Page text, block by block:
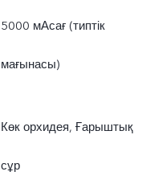
5000 мАсағ (типтік
мағынасы)
Көк орхидея, Ғарыштық
сұр